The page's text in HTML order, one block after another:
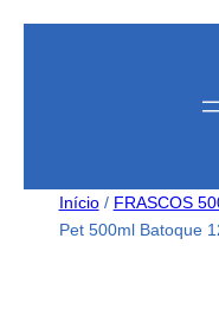
Início/ FRASCOS
Pet 500ml Batoque